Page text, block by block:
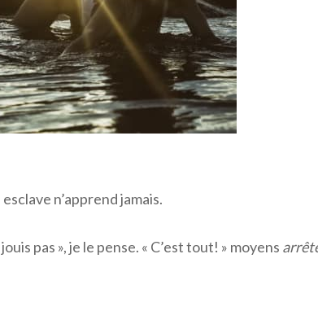
n’apprend jamais.
pas », je le pense. « C’est tout! » moyens